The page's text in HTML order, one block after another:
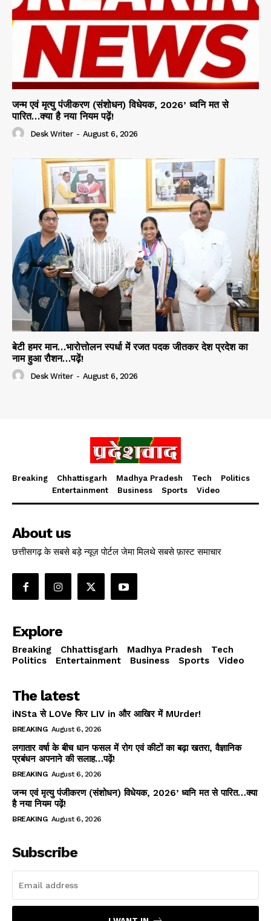
जन्म एवं मृत्यु पंजीकरण (संशोधन) विधेयक, 2026’ ध्वनि मत से
पारित…क्या है नया नियम पढ़ें!
Desk Writer - August 6, 2026
बेटी हमर मान…भारोत्तोलन स्पर्धा में रजत पदक जीतकर देश प्रदेश का
नाम हुआ रौशन…पढ़ें!
Desk Writer - August 6, 2026
Breaking Chhattisgarh Madhya Pradesh Tech
Politics
Entertainment
Business Sports Video
About us
छत्तीसगढ़ के सबसे बड़े न्यूज़ पोर्टल जेमा मिलथे सबसे फ़ास्ट समाचार
Explore
Breaking Chhattisgarh Madhya Pradesh
Tech
Politics
Entertainment Business Sports Video
The latest
iNSta से LOVe फिर LIV in और आखिर में MUrder!
BREAKING August 6, 2026
लगातार वर्षा के बीच धान फसल में रोग एवं कीटों का बढ़ा खतरा, वैज्ञानिक
प्रबंधन अपनाने की सलाह…पढ़ें!
BREAKING August 6, 2026
जन्म एवं मृत्यु पंजीकरण (संशोधन) विधेयक, 2026’ ध्वनि मत से पारित…क्या
है नया नियम पढ़ें!
BREAKING August 6, 2026
Subscribe